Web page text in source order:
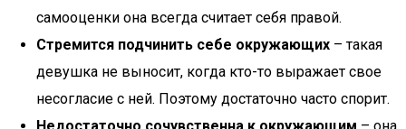
самооценки она всегда считает себя правой.
Стремится подчинить себе окружающих – такая
девушка не выносит, когда кто-то выражает свое
несогласие с ней. Поэтому достаточно часто спорит.